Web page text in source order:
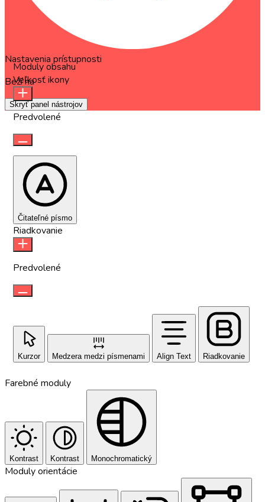
Nastavenia prístupnosti
Beží naOneTap
Skryť panel nástrojov
Moduly obsahu
Veľkosť ikony
Predvolené
Čitateľné písmo
Riadkovanie
Predvolené
Kurzor Medzera medzi písmenami Align Text Riadkovanie
Farebné moduly
Kontrast Kontrast Monochromatický
Moduly orientácie